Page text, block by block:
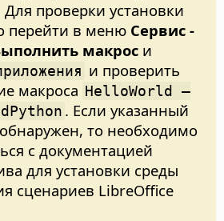
Для проверки установки
перейти в меню Сервис -
макроси
и проверить
макроса HelloWorld –
. Если указанный
то необходимо
с документацией
для установки среды
сценариев LibreOffice